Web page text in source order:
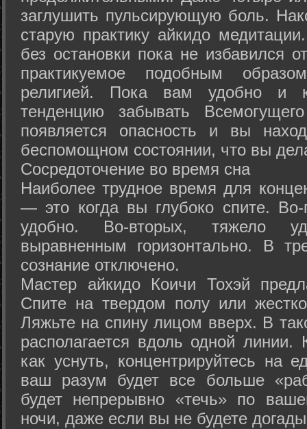
заглушить пульсирующую боль.
старую практику айкидо
без остановки пока не избавился
практикуемое подобным
религией. Пока вам удобно и
тенденцию забывать
появляется опасность и вы
беспомощном состоянии, что вы
Сосредоточение во время сна
Наиболее трудное время для
— это когда вы глубоко спите.
удобно. Во-вторых, тяжело
выравненным горизонтально. В
сознание отключено.
Мастер айкидо Коичи Тохэй
Спите на твердом полу или
Ляжьте на спину лицом вверх. В
располагается вдоль одной
как уснуть, концентрируйтесь на
ваш разум будет все больше
будет непрерывно «течь» по
ночи, даже если вы не будете